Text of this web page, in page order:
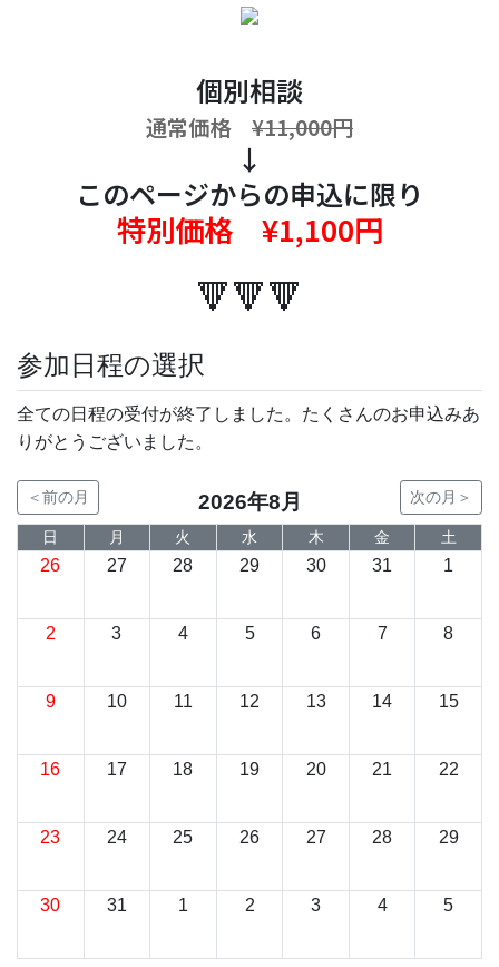
個別相談
通常価格 ¥11,000円
↓
このページからの申込に限り
特別価格 ¥1,100円
🔻🔻🔻
参加日程の選択
全ての日程の受付が終了しました。たくさんのお申込みあ
りがとうございました。
＜前の月 2026年8月 次の月＞
日 月 火 水 木 金 土
26 27 28 29 30 31 1
2 3 4 5 6 7 8
9 10 11 12 13 14 15
16 17 18 19 20 21 22
23 24 25 26 27 28 29
30 31 1 2 3 4 5